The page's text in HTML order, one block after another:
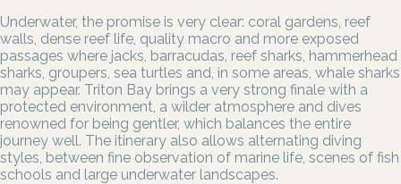
Underwater, the promise is very clear: coral gardens, reef
walls, dense reef life, quality macro and more exposed
passages where jacks, barracudas, reef sharks, hammerhead
sharks, groupers, sea turtles and, in some areas, whale sharks
may appear. Triton Bay brings a very strong finale with a
protected environment, a wilder atmosphere and dives
renowned for being gentler, which balances the entire
journey well. The itinerary also allows alternating diving
styles, between fine observation of marine life, scenes of fish
schools and large underwater landscapes.